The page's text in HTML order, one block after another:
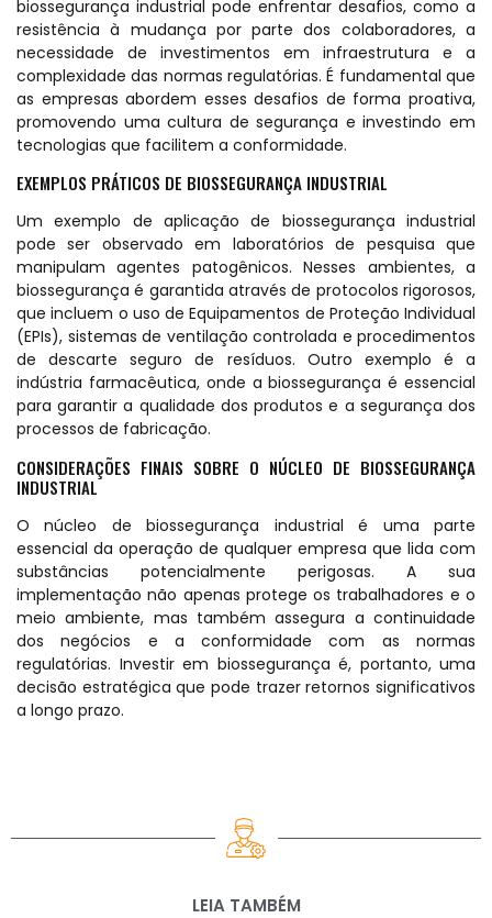
biossegurança industrial pode enfrentar desafios, como a
resistência à mudança por parte dos colaboradores, a
necessidade de investimentos em infraestrutura e a
complexidade das normas regulatórias. É fundamental que
as empresas abordem esses desafios de forma proativa,
promovendo uma cultura de segurança e investindo em
tecnologias que facilitem a conformidade.
EXEMPLOS PRÁTICOS DE BIOSSEGURANÇA INDUSTRIAL
Um exemplo de aplicação de biossegurança industrial
pode ser observado em laboratórios de pesquisa que
manipulam agentes patogênicos. Nesses ambientes, a
biossegurança é garantida através de protocolos rigorosos,
que incluem o uso de Equipamentos de Proteção Individual
(EPIs), sistemas de ventilação controlada e procedimentos
de descarte seguro de resíduos. Outro exemplo é a
indústria farmacêutica, onde a biossegurança é essencial
para garantir a qualidade dos produtos e a segurança dos
processos de fabricação.
CONSIDERAÇÕES FINAIS SOBRE O NÚCLEO DE BIOSSEGURANÇA
INDUSTRIAL
O núcleo de biossegurança industrial é uma parte
essencial da operação de qualquer empresa que lida com
substâncias potencialmente perigosas. A sua
implementação não apenas protege os trabalhadores e o
meio ambiente, mas também assegura a continuidade
dos negócios e a conformidade com as normas
regulatórias. Investir em biossegurança é, portanto, uma
decisão estratégica que pode trazer retornos significativos
a longo prazo.
LEIA TAMBÉM